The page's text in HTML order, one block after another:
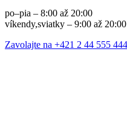
po–pia – 8:00 až 20:00
víkendy,sviatky – 9:00 až 20:00
Zavolajte na +421 2 44 555 444